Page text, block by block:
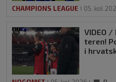
CHAMPIONS LEAGUE 05. kol
VIDEO
teren!
i